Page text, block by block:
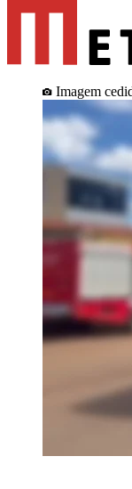
Imagem